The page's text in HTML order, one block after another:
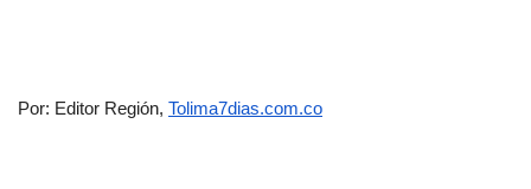
Por: Editor Región, Tolima7dias.com.co